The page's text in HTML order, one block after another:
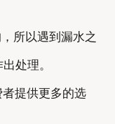
所以遇到漏水之
处理。
提供更多的选